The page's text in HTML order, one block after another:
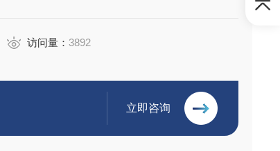
访问量：3892
立即咨询